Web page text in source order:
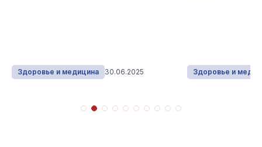
Здоровье и медицина 30.06.2025 Здоровье и